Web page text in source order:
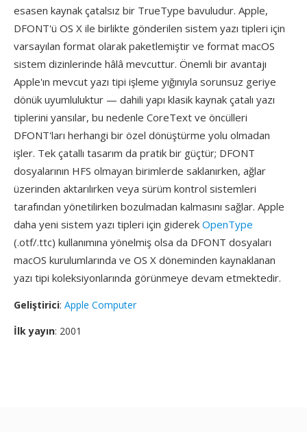
esasen kaynak çatalsız bir TrueType bavuludur. Apple,
DFONT'ü OS X ile birlikte gönderilen sistem yazı tipleri için
varsayılan format olarak paketlemiştir ve format macOS
sistem dizinlerinde hâlâ mevcuttur. Önemli bir avantajı
Apple'ın mevcut yazı tipi işleme yığınıyla sorunsuz geriye
dönük uyumluluktur — dahili yapı klasik kaynak çatalı yazı
tiplerini yansılar, bu nedenle CoreText ve öncülleri
DFONT'ları herhangi bir özel dönüştürme yolu olmadan
işler. Tek çatallı tasarım da pratik bir güçtür; DFONT
dosyalarının HFS olmayan birimlerde saklanırken, ağlar
üzerinden aktarılırken veya sürüm kontrol sistemleri
tarafından yönetilirken bozulmadan kalmasını sağlar. Apple
daha yeni sistem yazı tipleri için giderek OpenType
(.otf/.ttc) kullanımına yönelmiş olsa da DFONT dosyaları
macOS kurulumlarında ve OS X döneminden kaynaklanan
yazı tipi koleksiyonlarında görünmeye devam etmektedir.
Geliştirici: Apple Computer
İlk yayın: 2001